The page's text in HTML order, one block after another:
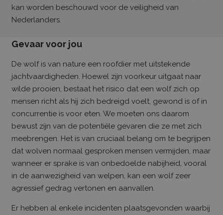
kan worden beschouwd voor de veiligheid van
Nederlanders.
Gevaar voor jou
De wolf is van nature een roofdier met uitstekende
jachtvaardigheden. Hoewel zijn voorkeur uitgaat naar
wilde prooien, bestaat het risico dat een wolf zich op
mensen richt als hij zich bedreigd voelt, gewond is of in
concurrentie is voor eten. We moeten ons daarom
bewust zijn van de potentiële gevaren die ze met zich
meebrengen. Het is van cruciaal belang om te begrijpen
dat wolven normaal gesproken mensen vermijden, maar
wanneer er sprake is van onbedoelde nabijheid, vooral
in de aanwezigheid van welpen, kan een wolf zeer
agressief gedrag vertonen en aanvallen.
Er hebben al enkele incidenten plaatsgevonden waarbij